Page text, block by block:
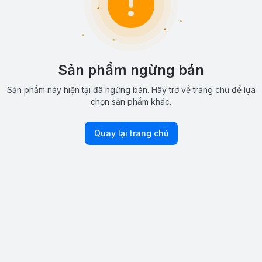
Sản phẩm ngừng bán
Sản phẩm này hiện tại đã ngừng bán. Hãy trở về trang chủ để lựa
chọn sản phẩm khác.
Quay lại trang chủ